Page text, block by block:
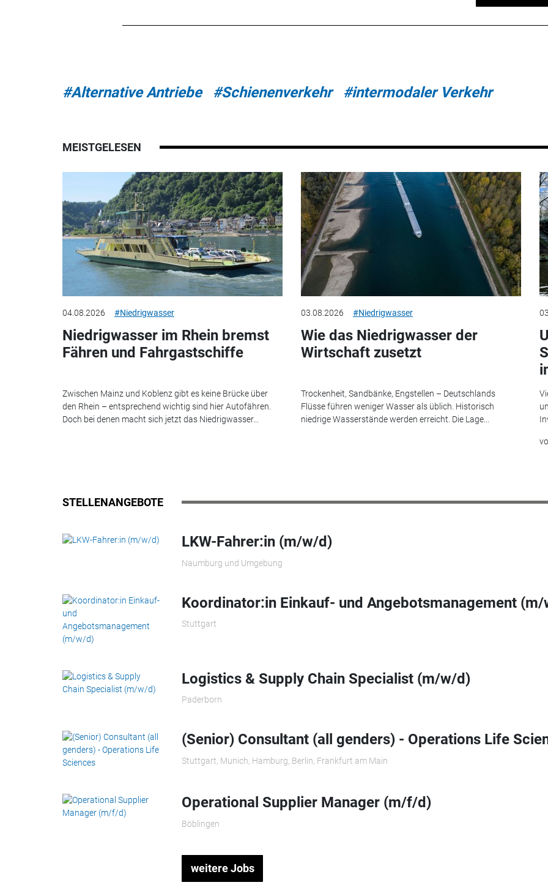
#Alternative Antriebe #Schienenverkehr #intermodaler Verkehr
MEISTGELESEN
04.08.2026 #Niedrigwasser
Niedrigwasser im Rhein bremst
Fähren und Fahrgastschiffe
Zwischen Mainz und Koblenz gibt es keine Brücke über
den Rhein – entsprechend wichtig sind hier Autofähren.
Doch bei denen macht sich jetzt das Niedrigwasser...
03.08.2026 #Niedrigwasser
Wie das Niedrigwasser der
Wirtschaft zusetzt
Trockenheit, Sandbänke, Engstellen – Deutschlands
Flüsse führen weniger Wasser als üblich. Historisch
niedrige Wasserstände werden erreicht. Die Lage...
STELLENANGEBOTE
LKW-Fahrer:in (m/w/d)
Naumburg und Umgebung
Koordinator:in Einkauf- und Angebotsmanagement
Stuttgart
Logistics & Supply Chain Specialist (m/w/d)
Paderborn
(Senior) Consultant (all genders) - Operations Life
Stuttgart, Munich, Hamburg, Berlin, Frankfurt am Main
Operational Supplier Manager (m/f/d)
Böblingen
weitere Jobs